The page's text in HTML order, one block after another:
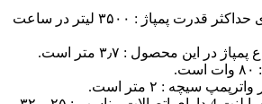
این محصول دارای حداکثر قدرت پمپاژ : ۳۵۰۰ لیتر در ساعت
در این محصول : ۳٫۷ متر است.
سیچه : ۲ متر است.